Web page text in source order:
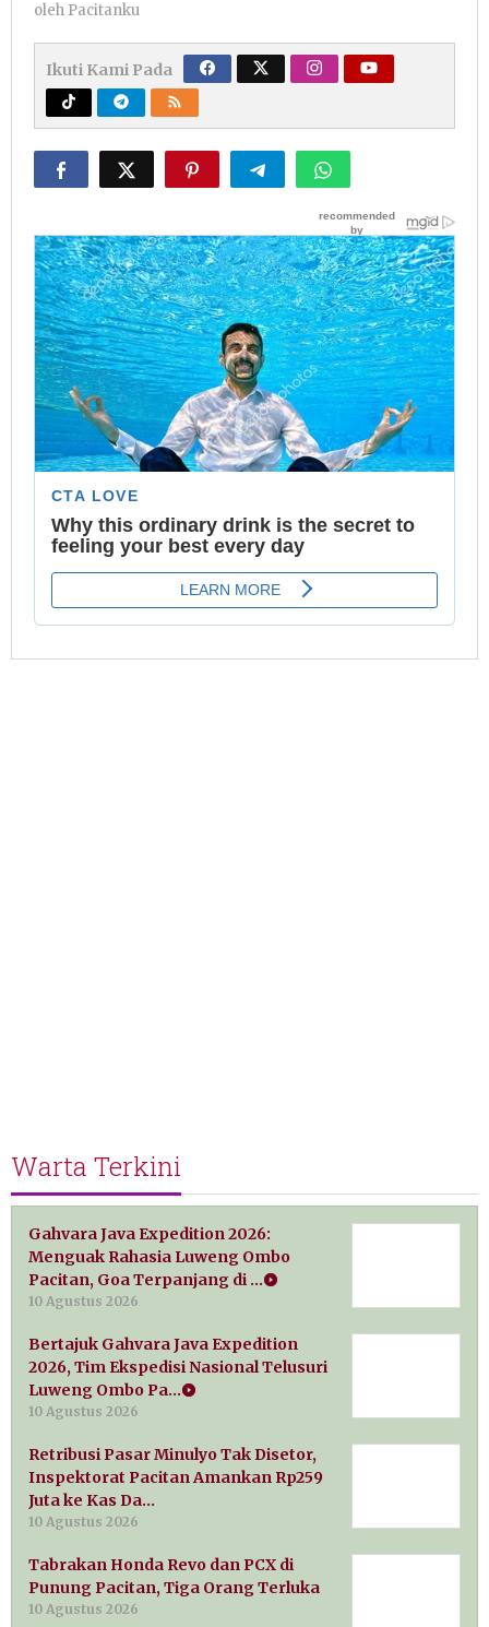
oleh Pacitanku
Ikuti Kami Pada
Warta Terkini
Gahvara Java Expedition 2026:
Menguak Rahasia Luweng Ombo
Pacitan, Goa Terpanjang di …
10 Agustus 2026
Bertajuk Gahvara Java Expedition
2026, Tim Ekspedisi Nasional Telusuri
Luweng Ombo Pa…
10 Agustus 2026
Retribusi Pasar Minulyo Tak Disetor,
Inspektorat Pacitan Amankan Rp259
Juta ke Kas Da…
10 Agustus 2026
Tabrakan Honda Revo dan PCX di
Punung Pacitan, Tiga Orang Terluka
10 Agustus 2026